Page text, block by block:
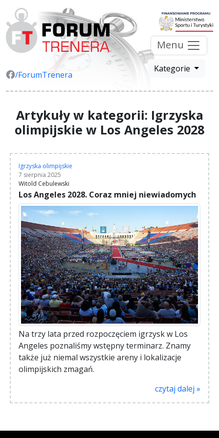
/ForumTrenera
Menu
Kategorie
Artykuły w kategorii: Igrzyska
olimpijskie w Los Angeles 2028
Igrzyska olimpijskie
7 sierpnia 2025
Witold Cebulewski
Los Angeles 2028. Coraz mniej niewiadomych
Na trzy lata przed rozpoczęciem igrzysk w Los
Angeles poznaliśmy wstępny terminarz. Znamy
także już niemal wszystkie areny i lokalizacje
olimpijskich zmagań.
czytaj dalej »